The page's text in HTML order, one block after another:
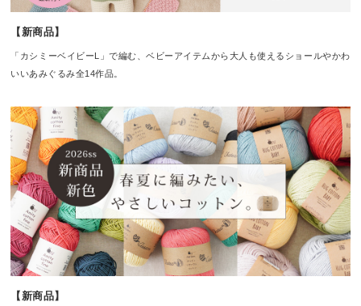
【新商品】
「カシミーベイビーL」で編む、ベビーアイテムから大人も使えるショールやかわ
いいあみぐるみ全14作品。
【新商品】